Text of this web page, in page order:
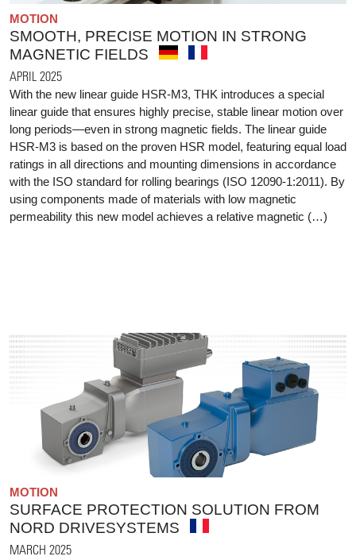
MOTION
SMOOTH, PRECISE MOTION IN STRONG
MAGNETIC FIELDS
APRIL 2025
With the new linear guide HSR-M3, THK introduces a special
linear guide that ensures highly precise, stable linear motion over
long periods—even in strong magnetic fields. The linear guide
HSR-M3 is based on the proven HSR model, featuring equal load
ratings in all directions and mounting dimensions in accordance
with the ISO standard for rolling bearings (ISO 12090-1:2011). By
using components made of materials with low magnetic
permeability this new model achieves a relative magnetic (…)
MOTION
SURFACE PROTECTION SOLUTION FROM
NORD DRIVESYSTEMS
MARCH 2025